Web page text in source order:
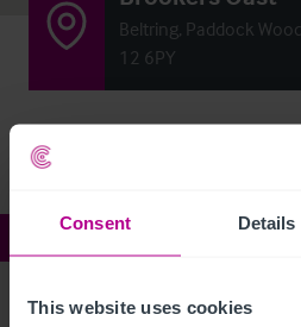
Consent Details
This website uses cookies
Beltring, Paddock
12 6PY
Brookers Oast